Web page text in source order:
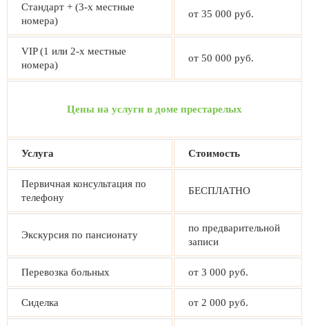
Стандарт + (3-х местные
номера)
от 35 000 руб.
VIP (1 или 2-х местные
номера)
от 50 000 руб.
Цены на услуги в доме престарелых
Услуга Стоимость
Первичная консультация по
телефону
БЕСПЛАТНО
Экскурсия по пансионату
по предварительной
записи
Перевозка больных от 3 000 руб.
Сиделка от 2 000 руб.